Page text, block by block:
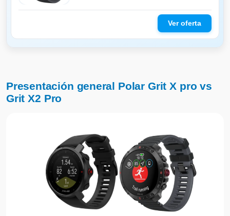
Presentación general Polar Grit X pro vs
Grit X2 Pro